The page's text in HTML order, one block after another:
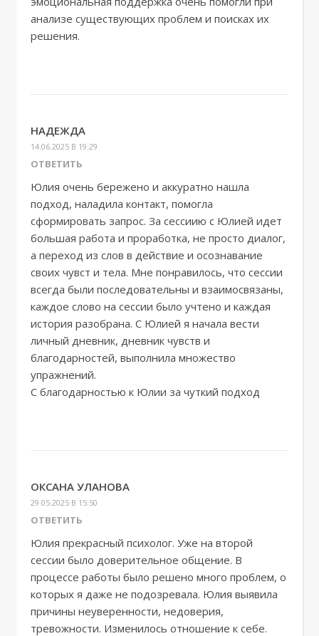
анализе существующих проблем и поисках их
решения.
НАДЕЖДА
14.06.2025 В 19:29
ОТВЕТИТЬ
Юлия очень бережено и аккуратно нашла
подход, наладила контакт, помогла
сформировать запрос. За сессиию с Юлией идет
большая работа и проработка, не просто диалог,
а переход из слов в действие и осознавание
своих чувст и тела. Мне понравилось, что сессии
всегда были последовательны и взаимосвязаны,
каждое слово на сессии было учтено и каждая
история разобрана. С Юлией я начала вести
личный дневник, дневник чувств и
благодарностей, выполнила множество
упражнений.
С благодарностью к Юлии за чуткий подход
ОКСАНА УЛАНОВА
29.05.2025 В 15:50
ОТВЕТИТЬ
Юлия прекрасный психолог. Уже на второй
сессии было доверительное общение. В
процессе работы было решено много проблем, о
которых я даже не подозревала. Юлия выявила
причины неуверенности, недоверия,
тревожности. Изменилось отношение к себе.